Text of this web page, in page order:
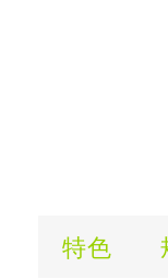
特色